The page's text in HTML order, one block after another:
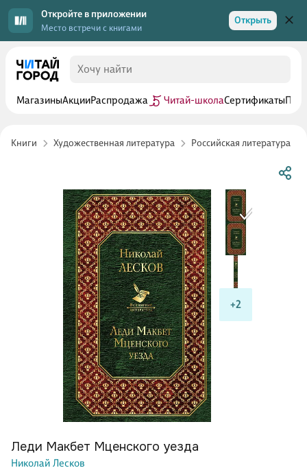
Откройте в приложении
Место встречи с книгами
Открыть
МагазиныАкцииРаспродажа Читай-школаСертификаты
Книги Художественная литература Российская литература
+2
Леди Макбет Мценского уезда
Николай Лесков